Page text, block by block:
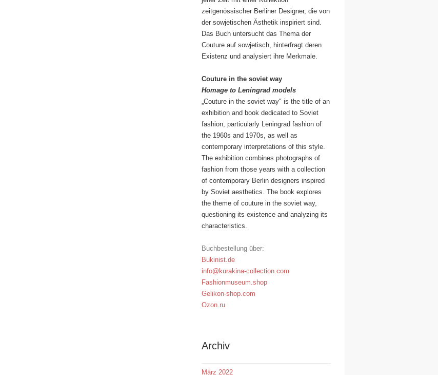
zeitgenössischer Berliner Designer, die von
der sowjetischen Ästhetik inspiriert sind.
Das Buch untersucht das Thema der
Couture auf sowjetisch, hinterfragt deren
Existenz und analysiert ihre Merkmale.
Couture in the soviet way
Homage to Leningrad models
„Couture in the soviet way" is the title of an
exhibition and book dedicated to Soviet
fashion, particularly Leningrad fashion of
the 1960s and 1970s, as well as
contemporary interpretations of this style.
The exhibition combines photographs of
fashion from those years with a collection
of contemporary Berlin designers inspired
by Soviet aesthetics. The book explores
the theme of couture in the soviet way,
questioning its existence and analyzing its
characteristics.
Buchbestellung über:
Bukinist.de
info@kurakina-collection.com
Fashionmuseum.shop
Gelikon-shop.com
Ozon.ru
Archiv
März 2022